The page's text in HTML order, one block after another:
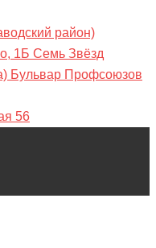
район)
1Б Семь Звёзд
Бульвар Профсоюзов
56